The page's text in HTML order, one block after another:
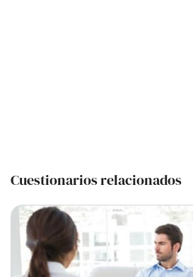
Cuestionarios relacionados